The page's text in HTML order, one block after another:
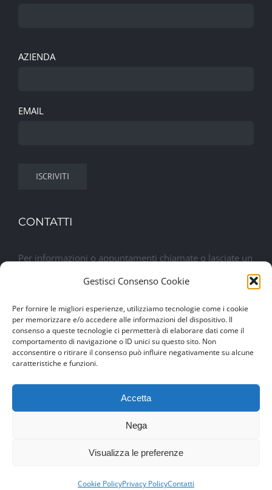
Gestisci Consenso Cookie
Per fornire le migliori esperienze, utilizziamo tecnologie come i cookie
per memorizzare e/o accedere alle informazioni del dispositivo. Il
consenso a queste tecnologie ci permetterà di elaborare dati come il
comportamento di navigazione o ID unici su questo sito. Non
acconsentire o ritirare il consenso può influire negativamente su alcune
caratteristiche e funzioni.
Accetta
Nega
Visualizza le preferenze
Cookie PolicyPrivacy PolicyContatti
AZIENDA
EMAIL
CONTATTI
Per informazioni o appuntamenti chiamate o lasciate un
messaggio. Sarete contattati al più presto
Lasciaci un messaggio
© Copyright 2017 - 2026 | Drexim Srl | P.IVA 04460100284 |
049 8979862